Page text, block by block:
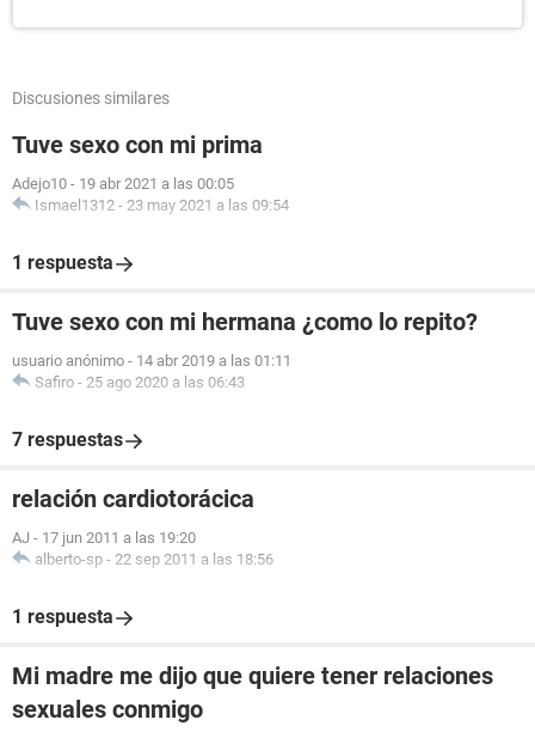
Discusiones similares
Tuve sexo con mi prima
Adejo10 - 19 abr 2021 a las 00:05
Ismael1312 - 23 may 2021 a las 09:54
1 respuesta
Tuve sexo con mi hermana ¿como lo repito?
usuario anónimo - 14 abr 2019 a las 01:11
Safiro - 25 ago 2020 a las 06:43
7 respuestas
relación cardiotorácica
AJ - 17 jun 2011 a las 19:20
alberto-sp - 22 sep 2011 a las 18:56
1 respuesta
Mi madre me dijo que quiere tener relaciones
sexuales conmigo